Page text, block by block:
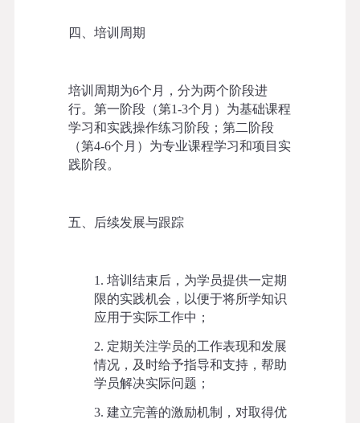
四 、培训周期
培训周期为6个月，分为两个阶段进
行。第一阶段（第1-3个月）为基础课程
学习和实践操作练习阶段；第二阶段
（第4-6个月）为专业课程学习和项目实
践阶段。
五 、后续发展与跟踪
1. 培训结束后，为学员提供一定期
限的实践机会，以便于将所学知识
应用于实际工作中；
2. 定期关注学员的工作表现和发展
情况，及时给予指导和支持，帮助
学员解决实际问题；
3. 建立完善的激励机制，对取得优